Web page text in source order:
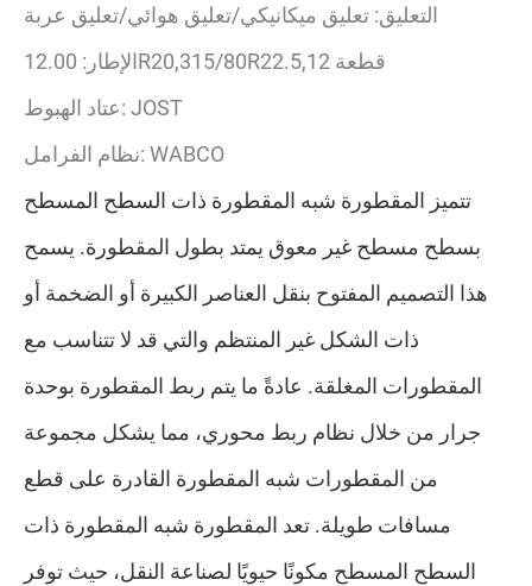
التعليق: تعليق ميكانيكي/تعليق هوائي/تعليق عربة
الإطار: 12.00R20,315/80R22.5,12 قطعة
عتاد الهبوط: JOST
نظام الفرامل: WABCO
تتميز المقطورة شبه المقطورة ذات السطح المسطح
بسطح مسطح غير معوق يمتد بطول المقطورة. يسمح
هذا التصميم المفتوح بنقل العناصر الكبيرة أو الضخمة أو
ذات الشكل غير المنتظم والتي قد لا تتناسب مع
المقطورات المغلقة. عادةً ما يتم ربط المقطورة بوحدة
جرار من خلال نظام ربط محوري، مما يشكل مجموعة
من المقطورات شبه المقطورة القادرة على قطع
مسافات طويلة. تعد المقطورة شبه المقطورة ذات
السطح المسطح مكونًا حيويًا لصناعة النقل، حيث توفر